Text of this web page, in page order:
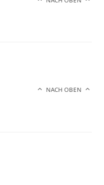
NACH OBEN